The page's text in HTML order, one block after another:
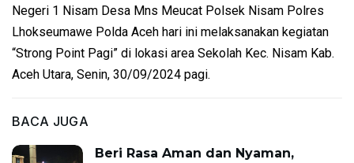
Negeri 1 Nisam Desa Mns Meucat Polsek Nisam Polres
Lhokseumawe Polda Aceh hari ini melaksanakan kegiatan
“Strong Point Pagi” di lokasi area Sekolah Kec. Nisam Kab.
Aceh Utara, Senin, 30/09/2024 pagi.
BACA JUGA
Beri Rasa Aman dan Nyaman,